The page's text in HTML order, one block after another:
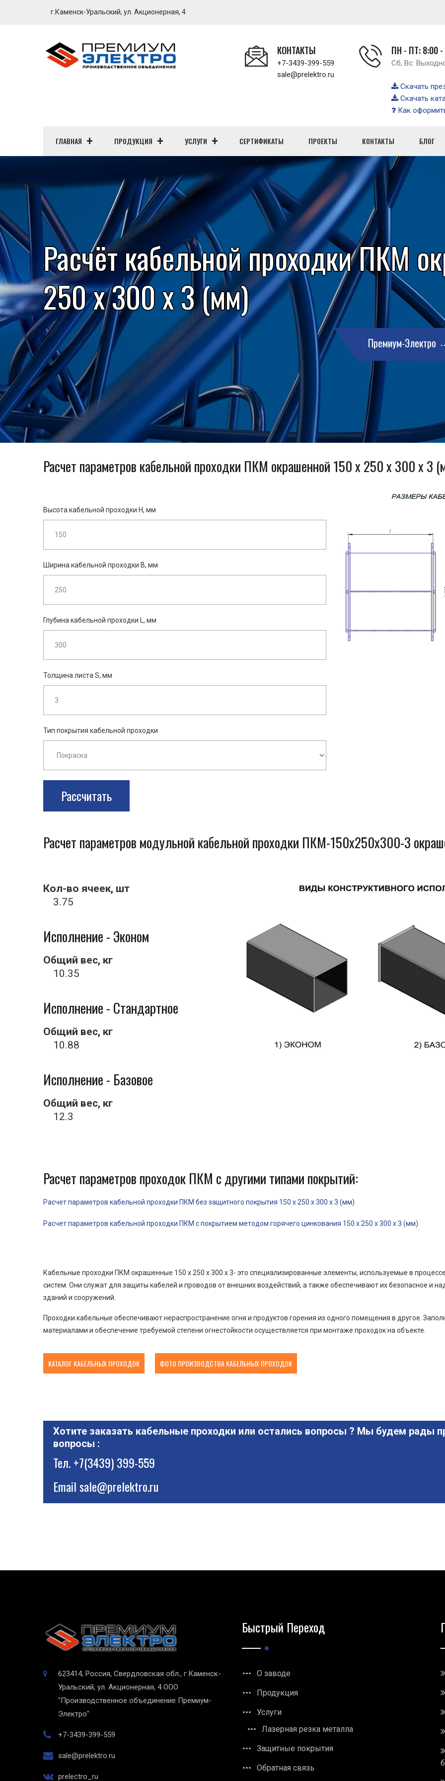
г.Каменск-Уральский, ул. Акционерная, 4
КОНТАКТЫ
+7-3439-399-559
sale@prelektro.ru
ПН - ПТ: 8:00 -
Сб, Вс:
Скачать
Скачать
Как
ГЛАВНАЯ ПРОДУКЦИЯ УСЛУГИ СЕРТИФИКАТЫ ПРОЕКТЫ КОНТАКТЫ БЛОГ
Расчёт кабельной проходки ПКМ
250 x 300 x 3 (мм)
Премиум-Электро
Расчет параметров кабельной проходки ПКМ окрашенной 150 x 250 x 300 x 3
Высота кабельной проходки H, мм
Ширина кабельной проходки B, мм
Глубина кабельной проходки L, мм
Толщина листа S, мм
Тип покрытия кабельной проходки
Рассчитать
Расчет параметров модульной кабельной проходки ПКМ-150x250x300-3
Кол-во ячеек, шт
3.75
Исполнение - Эконом
Общий вес, кг
10.35
Исполнение - Стандартное
Общий вес, кг
10.88
Исполнение - Базовое
Общий вес, кг
12.3
Расчет параметров проходок ПКМ с другими типами покрытий:
Расчет параметров кабельной проходки ПКМ без защитного покрытия 150 x 250 x 300 x 3 (мм)
Расчет параметров кабельной проходки ПКМ с покрытием методом горячего цинкования 150 x 250 x 300 x 3 (мм)
Кабельные проходки ПКМ окрашенные 150 x 250 x 300 x 3- это специализированные элементы, используемые в
систем. Они служат для защиты кабелей и проводов от внешних воздействий, а также обеспечивают их безопасное и
зданий и сооружений.
Проходки кабельные обеспечивают нераспространение огня и продуктов горения из одного помещения в другое.
материалами и обеспечение требуемой степени огнестойкости осуществляется при монтаже проходок на объекте.
КАТАЛОГ КАБЕЛЬНЫХ ПРОХОДОК ФОТО ПРОИЗВОДСТВА КАБЕЛЬНЫХ ПРОХОДОК
Хотите заказать кабельные проходки или остались вопросы ? Мы будем рады
вопросы :
Тел.+7(3439) 399-559
Emailsale@prelektro.ru
623414, Россия, Свердловская обл., г.Каменск-
Уральский, ул. Акционерная, 4 ООО
"Производственное объединение Премиум-
Электро"
+7-3439-399-559
sale@prelektro.ru
prelectro_ru
Быстрый Переход
О заводе
Продукция
Услуги
Лазерная резка металла
Защитные покрытия
Обратная связь